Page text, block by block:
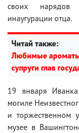
своих нарядов
инаугурации отца.
Читай также:
Любимые ароматы
супруги глав
19 января
могиле
и торжественном
музее в